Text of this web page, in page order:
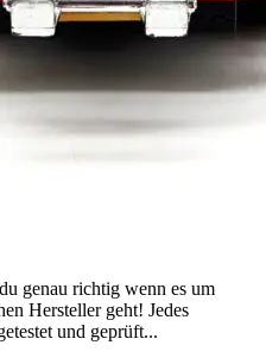
genau richtig wenn es um
Hersteller geht! Jedes
und geprüft...